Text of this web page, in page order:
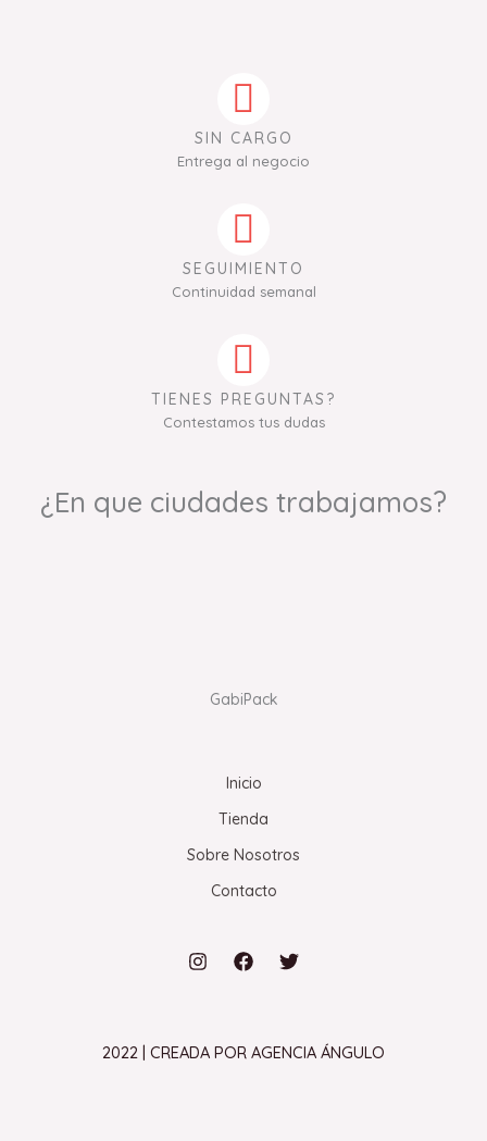
SIN CARGO
Entrega al negocio
SEGUIMIENTO
Continuidad semanal
TIENES PREGUNTAS?
Contestamos tus dudas
¿En que ciudades trabajamos?
GabiPack
Inicio
Tienda
Sobre Nosotros
Contacto
2022 | CREADA POR AGENCIA ÁNGULO